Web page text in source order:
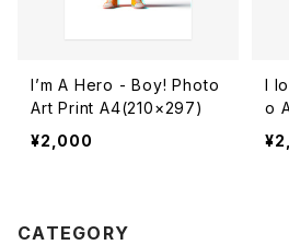
I’m A Hero - Boy! Photo
Art Print A4(210×297)
¥2,000
I
o
CATEGORY